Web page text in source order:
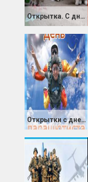
Открытка. С днем ВДВ
Открытки с днем Парашютиста